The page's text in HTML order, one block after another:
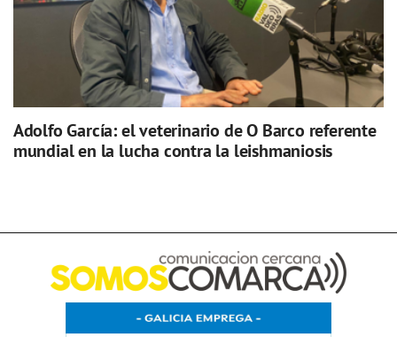
Adolfo García: el veterinario de O Barco referente
mundial en la lucha contra la leishmaniosis